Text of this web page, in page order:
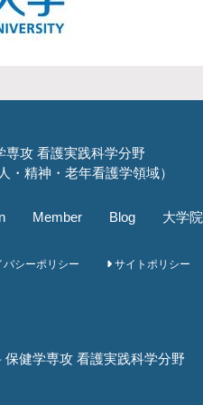
専攻 看護実践科学分野
精神・老年看護学領域）
Member Blog 大学院
バシーポリシー サイトポリシー
健学専攻 看護実践科学分野